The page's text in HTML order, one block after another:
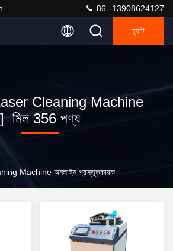
86--13908624127
চ্যাট
Cleaning Machine
] মিল 356 পণ্য
Machine অনলাইন প্রস্তুতকারক